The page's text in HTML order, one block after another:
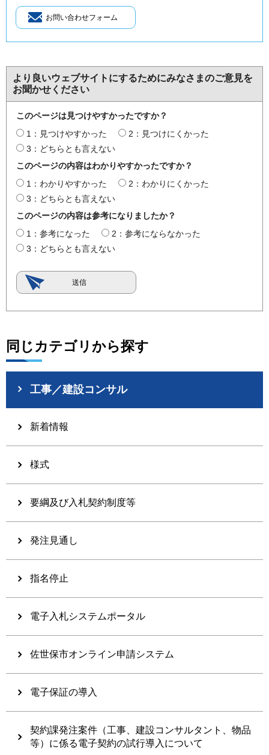
より良いウェブサイトにするためにみなさまのご意見を
お聞かせください
このページは見つけやすかったですか？
1：見つけやすかった
2：見つけにくかった
3：どちらとも言えない
このページの内容はわかりやすかったですか？
1：わかりやすかった
2：わかりにくかった
3：どちらとも言えない
このページの内容は参考になりましたか？
1：参考になった
2：参考にならなかった
3：どちらとも言えない
同じカテゴリから探す
工事／建設コンサル
新着情報
様式
要綱及び入札契約制度等
発注見通し
指名停止
電子入札システムポータル
佐世保市オンライン申請システム
電子保証の導入
契約課発注案件（工事、建設コンサルタント、物品
等）に係る電子契約の試行導入について